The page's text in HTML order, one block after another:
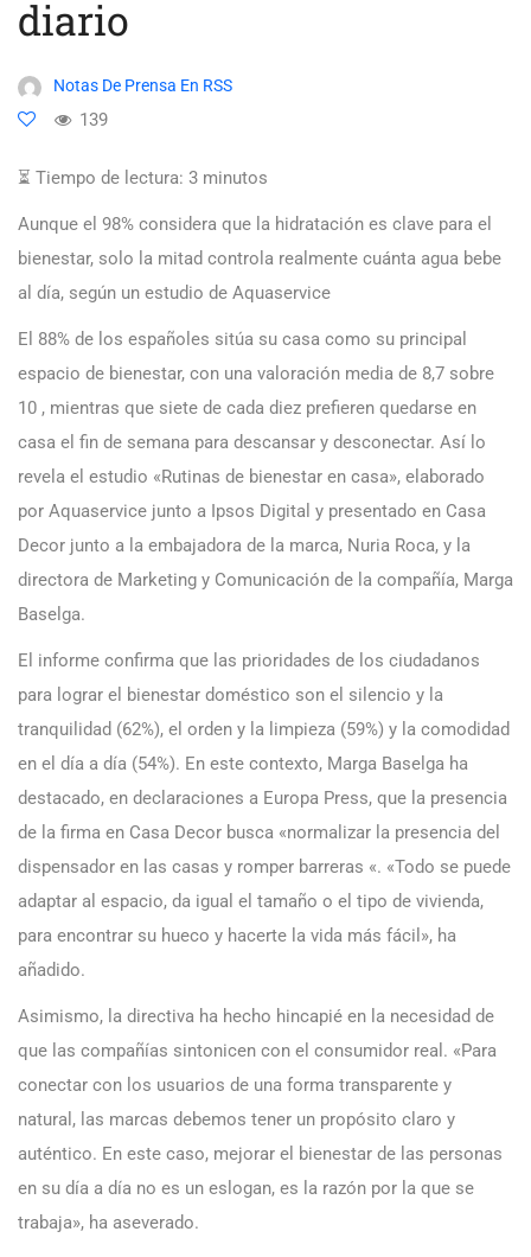
diario
Notas De Prensa En RSS
139
⏳ Tiempo de lectura: 3 minutos
Aunque el 98% considera que la hidratación es clave para el
bienestar, solo la mitad controla realmente cuánta agua bebe
al día, según un estudio de Aquaservice
El 88% de los españoles sitúa su casa como su principal
espacio de bienestar, con una valoración media de 8,7 sobre
10 , mientras que siete de cada diez prefieren quedarse en
casa el fin de semana para descansar y desconectar. Así lo
revela el estudio «Rutinas de bienestar en casa», elaborado
por Aquaservice junto a Ipsos Digital y presentado en Casa
Decor junto a la embajadora de la marca, Nuria Roca, y la
directora de Marketing y Comunicación de la compañía, Marga
Baselga.
El informe confirma que las prioridades de los ciudadanos
para lograr el bienestar doméstico son el silencio y la
tranquilidad (62%), el orden y la limpieza (59%) y la comodidad
en el día a día (54%). En este contexto, Marga Baselga ha
destacado, en declaraciones a Europa Press, que la presencia
de la firma en Casa Decor busca «normalizar la presencia del
dispensador en las casas y romper barreras «. «Todo se puede
adaptar al espacio, da igual el tamaño o el tipo de vivienda,
para encontrar su hueco y hacerte la vida más fácil», ha
añadido.
Asimismo, la directiva ha hecho hincapié en la necesidad de
que las compañías sintonicen con el consumidor real. «Para
conectar con los usuarios de una forma transparente y
natural, las marcas debemos tener un propósito claro y
auténtico. En este caso, mejorar el bienestar de las personas
en su día a día no es un eslogan, es la razón por la que se
trabaja», ha aseverado.